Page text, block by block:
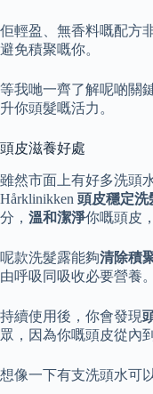
佢輕盈、無香料嘅配方
避免積聚嘅你。
等我哋一齊了解呢啲關
升你頭髮嘅活力。
頭皮滋養好處
雖然市面上有好多洗頭
Hårklinikken 頭皮穩定洗
分， 溫和潔淨你嘅頭皮
呢款洗髮露能夠清除積
由呼吸同吸收必要營養。
持續使用後，你會發現
眾，因為你嘅頭皮從內
想像一下有支洗頭水可